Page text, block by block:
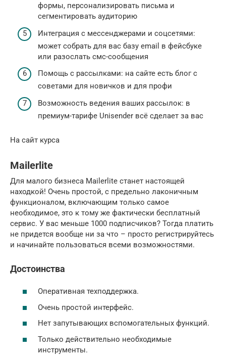
формы, персонализировать письма и
сегментировать аудиторию
Интеграция с мессенджерами и соцсетями:
может собрать для вас базу email в фейсбуке
или разослать смс-сообщения
Помощь с рассылками: на сайте есть блог с
советами для новичков и для профи
Возможность ведения ваших рассылок: в
премиум-тарифе Unisender всё сделает за вас
На сайт курса
Mailerlite
Для малого бизнеса Mailerlite станет настоящей
находкой! Очень простой, с предельно лаконичным
функционалом, включающим только самое
необходимое, это к тому же фактически бесплатный
сервис. У вас меньше 1000 подписчиков? Тогда платить
не придется вообще ни за что – просто регистрируйтесь
и начинайте пользоваться всеми возможностями.
Достоинства
Оперативная техподдержка.
Очень простой интерфейс.
Нет запутывающих вспомогательных функций.
Только действительно необходимые
инструменты.